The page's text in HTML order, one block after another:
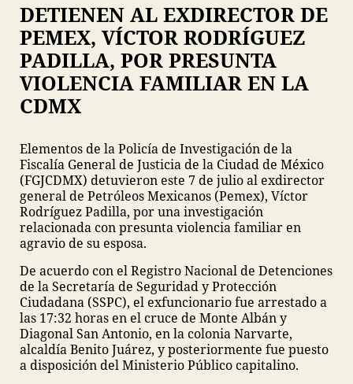
DETIENEN AL EXDIRECTOR DE
PEMEX, VÍCTOR RODRÍGUEZ
PADILLA, POR PRESUNTA
VIOLENCIA FAMILIAR EN LA
CDMX
Elementos de la Policía de Investigación de la
Fiscalía General de Justicia de la Ciudad de México
(FGJCDMX) detuvieron este 7 de julio al exdirector
general de Petróleos Mexicanos (Pemex), Víctor
Rodríguez Padilla, por una investigación
relacionada con presunta violencia familiar en
agravio de su esposa.
De acuerdo con el Registro Nacional de Detenciones
de la Secretaría de Seguridad y Protección
Ciudadana (SSPC), el exfuncionario fue arrestado a
las 17:32 horas en el cruce de Monte Albán y
Diagonal San Antonio, en la colonia Narvarte,
alcaldía Benito Juárez, y posteriormente fue puesto
a disposición del Ministerio Público capitalino.